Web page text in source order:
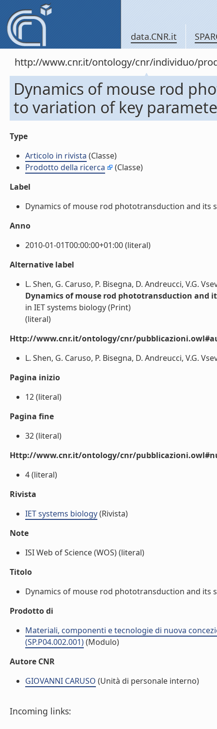
data.CNR.it
http://www.cnr.it/ontology/cnr/individuo/
Dynamics of mouse rod
to variation of key
Type
Articolo in rivista (Classe)
Prodotto della ricerca
(Classe)
Label
Dynamics of mouse rod phototransduction and its
Anno
2010-01-01T00:00:00+01:00 (literal)
Alternative label
L. Shen, G. Caruso, P. Bisegna, D. Andreucci, V.G.
Dynamics of mouse rod phototransduction and
in IET systems biology (Print)
(literal)
Http://www.cnr.it/ontology/cnr/
L. Shen, G. Caruso, P. Bisegna, D. Andreucci, V.G.
Pagina inizio
12 (literal)
Pagina fine
32 (literal)
Http://www.cnr.it/ontology/cnr/
4 (literal)
Rivista
IET systems biology(Rivista)
Note
ISI Web of Science (WOS) (literal)
Titolo
Dynamics of mouse rod phototransduction and its
Prodotto di
Materiali, componenti e tecnologie di nuova
(SP.P04.002.001)(Modulo)
Autore CNR
GIOVANNI CARUSO (Unità di personale interno)
Incoming links: